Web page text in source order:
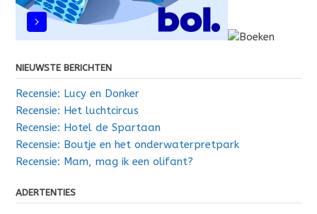
NIEUWSTE BERICHTEN
Recensie: Lucy en Donker
Recensie: Het luchtcircus
Recensie: Hotel de Spartaan
Recensie: Boutje en het onderwaterpretpark
Recensie: Mam, mag ik een olifant?
ADERTENTIES